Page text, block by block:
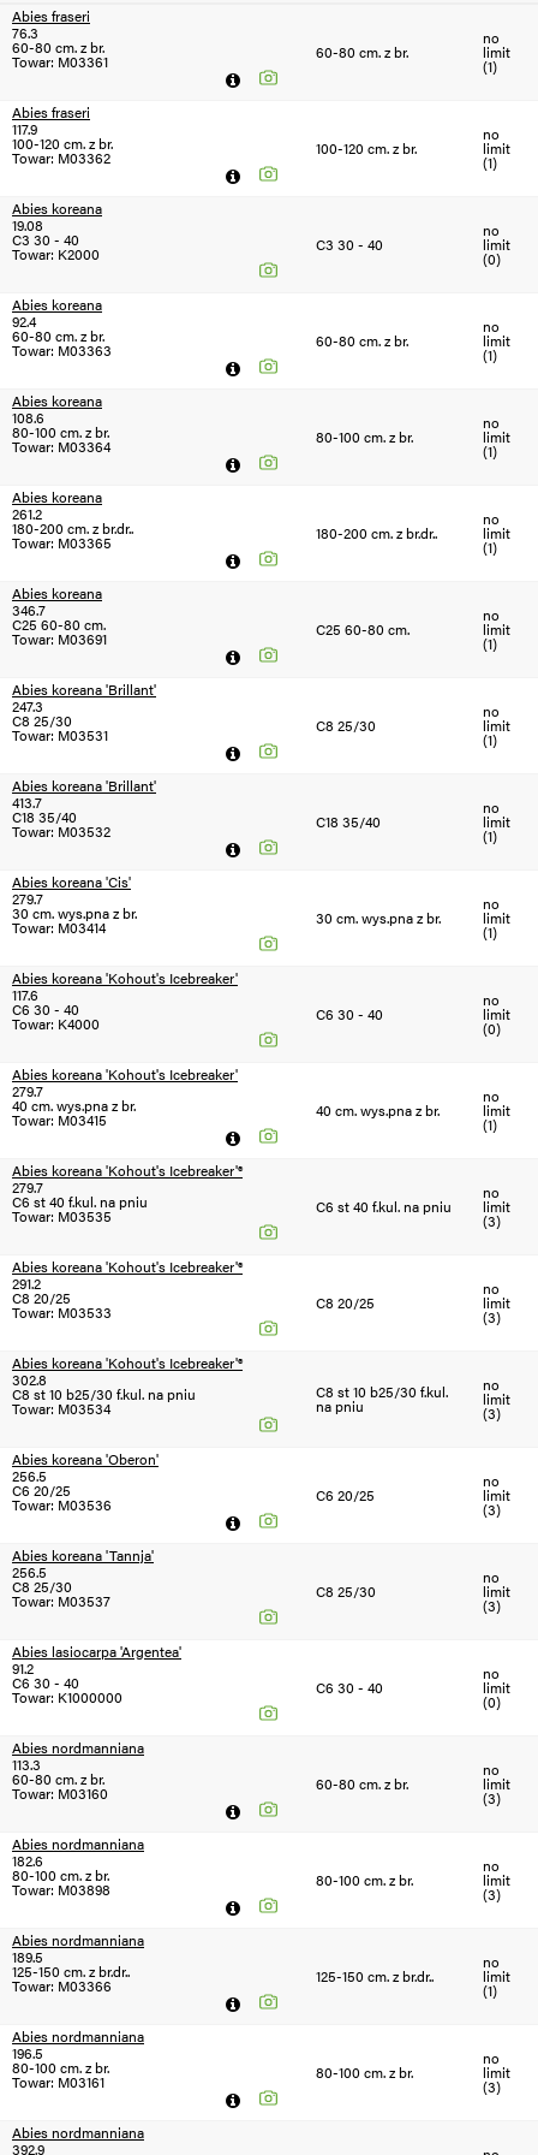
Filtruj
SEZON
Abies fraseri
76.3
60-80 cm. z br.
Towar: M03361 60-80 cm. z br.
no
limit
(1)
Abies fraseri
117.9
100-120 cm. z br.
Towar: M03362 100-120 cm. z br.
no
limit
(1)
Abies koreana
19.08
C3 30 - 40
Towar: K2000 C3 30 - 40
no
limit
(0)
Abies koreana
92.4
60-80 cm. z br.
Towar: M03363 60-80 cm. z br.
no
limit
(1)
Abies koreana
108.6
80-100 cm. z br.
Towar: M03364 80-100 cm. z br.
no
limit
(1)
Abies koreana
261.2
180-200 cm. z br.dr..
Towar: M03365 180-200 cm. z br.dr..
no
limit
(1)
Abies koreana
346.7
C25 60-80 cm.
Towar: M03691 C25 60-80 cm.
no
limit
(1)
Abies koreana 'Brillant'
247.3
C8 25/30
Towar: M03531 C8 25/30
no
limit
(1)
Abies koreana 'Brillant'
413.7
C18 35/40
Towar: M03532 C18 35/40
no
limit
(1)
Abies koreana 'Cis'
279.7
30 cm. wys.pna z br.
Towar: M03414 30 cm. wys.pna z br.
no
limit
(1)
Abies koreana 'Kohout's Icebreaker'
117.6
C6 30 - 40
Towar: K4000 C6 30 - 40
no
limit
(0)
Abies koreana 'Kohout's Icebreaker'
279.7
40 cm. wys.pna z br.
Towar: M03415 40 cm. wys.pna z br.
no
limit
(1)
Abies koreana 'Kohout's Icebreaker'®
279.7
C6 st 40 f.kul. na pniu
Towar: M03535 C6 st 40 f.kul. na pniu
no
limit
(3)
Abies koreana 'Kohout's Icebreaker'®
291.2
C8 20/25
Towar: M03533 C8 20/25
no
limit
(3)
Abies koreana 'Kohout's Icebreaker'®
302.8
C8 st 10 b25/30 f.kul. na pniu
Towar: M03534
C8 st 10 b25/30 f.kul.
na pniu
no
limit
(3)
Abies koreana 'Oberon'
256.5
C6 20/25
Towar: M03536 C6 20/25
no
limit
(3)
Abies koreana 'Tannja'
256.5
C8 25/30
Towar: M03537 C8 25/30
no
limit
(3)
Abies lasiocarpa 'Argentea'
91.2
C6 30 - 40
Towar: K1000000 C6 30 - 40
no
limit
(0)
Abies nordmanniana
113.3
60-80 cm. z br.
Towar: M03160 60-80 cm. z br.
no
limit
(3)
Abies nordmanniana
182.6
80-100 cm. z br.
Towar: M03898 80-100 cm. z br.
no
limit
(3)
Abies nordmanniana
189.5
125-150 cm. z br.dr..
Towar: M03366 125-150 cm. z br.dr..
no
limit
(1)
Abies nordmanniana
196.5
80-100 cm. z br.
Towar: M03161 80-100 cm. z br.
no
limit
(3)
Abies nordmanniana
392.9